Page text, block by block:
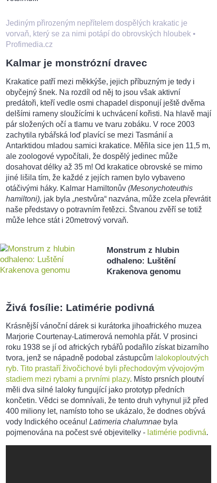
Jediným přirozeným nepřítelem dospělých krakatic je
vorvaň, který se za nimi potápí do obrovských hloubek •
Profimedia.cz
Kalmar je monstrózní dravec
Krakatice patří mezi měkkýše, jejich příbuzným je tedy i
obyčejný šnek. Na rozdíl od něj to jsou však aktivní
predátoři, kteří vedle osmi chapadel disponují ještě dvěma
delšími rameny sloužícími k uchvácení kořisti. Na hlavě mají
pár složených očí a tlamu ve tvaru zobáku. V roce 2003
zachytila rybářská loď plavící se mezi Tasmánií a
Antarktidou mladou samici krakatice. Měřila sice jen 11,5 m,
ale zoologové vypočítali, že dospělý jedinec může
dosahovat délky až 35 m! Od krakatice obrovské se mimo
jiné lišila tím, že každé z jejích ramen bylo vybaveno
otáčivými háky. Kalmar Hamiltonův (Mesonychoteuthis
hamiltoni), jak byla „nestvůra“ nazvána, může zcela převrátit
naše představy o potravním řetězci. Štvanou zvěří se totiž
může lehce stát i 20metrový vorvaň.
Monstrum z hlubin
odhaleno: Luštění
Krakenova genomu
Živá fosílie: Latimérie podivná
Krásnější vánoční dárek si kurátorka jihoafrického muzea
Marjorie Courtenay-Latimerová nemohla přát. V prosinci
roku 1938 se jí od afrických rybářů podařilo získat bizarního
tvora, jenž se nápadně podobal zástupcům lalokoploutvých
ryb. Tito prastaří živočichové byli přechodovým vývojovým
stadiem mezi rybami a prvními plazy. Místo prsních ploutví
měli dva silné laloky fungující jako prototyp předních
končetin. Vědci se domnívali, že tento druh vyhynul již před
400 miliony let, namísto toho se ukázalo, že dodnes obývá
vody Indického oceánu! Latimeria chalumnae byla
pojmenována na počest své objevitelky - latimérie podivná.